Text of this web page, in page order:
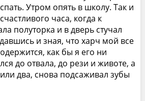
Утром опять в школу. Так и
часа, когда к
полуторка и в дверь стучал
и зная, что харч мой все
как бы я его ни
до отвала, до рези и животе, а
два, снова подсаживал зубы